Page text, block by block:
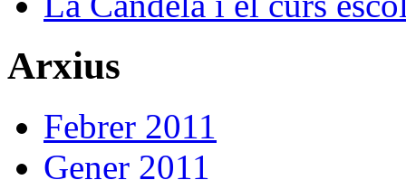
Arxius
Febrer 2011
Gener 2011